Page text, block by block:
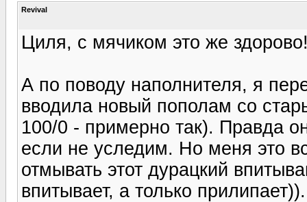
Revival
Циля, с мячиком это же
А по поводу наполнителя, я
вводила новый пополам со
100/0 - примерно так). Правда
если не уследим. Но меня это
отмывать этот дурацкий
впитывает, а только прилипает)).